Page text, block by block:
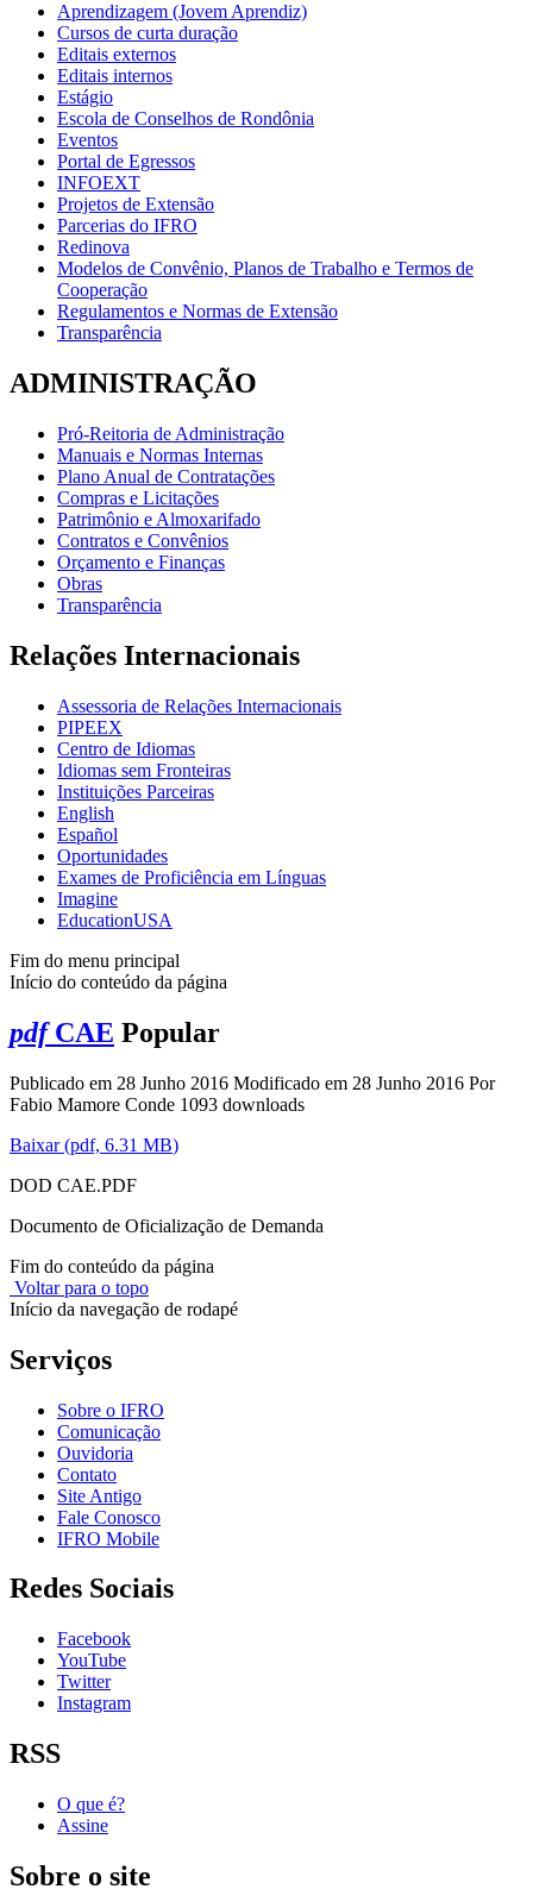
Aprendizagem (Jovem Aprendiz)
Cursos de curta duração
Editais externos
Editais internos
Estágio
Escola de Conselhos de Rondônia
Eventos
Portal de Egressos
INFOEXT
Projetos de Extensão
Parcerias do IFRO
Redinova
Modelos de Convênio, Planos de Trabalho e Termos de
Cooperação
Regulamentos e Normas de Extensão
Transparência
ADMINISTRAÇÃO
Pró-Reitoria de Administração
Manuais e Normas Internas
Plano Anual de Contratações
Compras e Licitações
Patrimônio e Almoxarifado
Contratos e Convênios
Orçamento e Finanças
Obras
Transparência
Relações Internacionais
Assessoria de Relações Internacionais
PIPEEX
Centro de Idiomas
Idiomas sem Fronteiras
Instituições Parceiras
English
Español
Oportunidades
Exames de Proficiência em Línguas
Imagine
EducationUSA
Fim do menu principal
Início do conteúdo da página
pdf CAE Popular
Publicado em 28 Junho 2016 Modificado em 28 Junho 2016 Por
Fabio Mamore Conde 1093 downloads
Baixar(pdf, 6.31 MB)
DOD CAE.PDF
Documento de Oficialização de Demanda
Fim do conteúdo da página
Voltar para o topo
Início da navegação de rodapé
Serviços
Sobre o IFRO
Comunicação
Ouvidoria
Contato
Site Antigo
Fale Conosco
IFRO Mobile
Redes Sociais
Facebook
YouTube
Twitter
Instagram
RSS
O que é?
Assine
Sobre o site